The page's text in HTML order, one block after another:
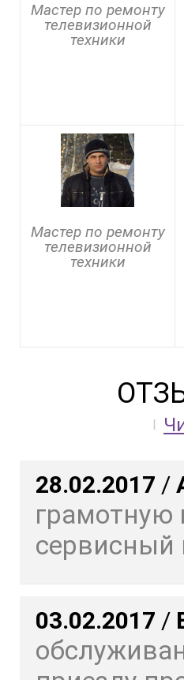
Мастер по ремонту
телевизионной
техники
Мастер по ремонту
телевизионной
техники
28.02.2017 /
сервисный
03.02.2017 /